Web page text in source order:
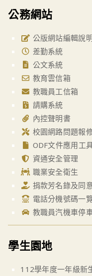
公務網站
公版網站編輯說
差勤系統
公文系統
教育雲信箱
教職員工信箱
請購系統
內控聲明書
校園網路問題報
ODF文件應用工
資通安全管理
職業安全衛生
捐款芳名錄及同
電話分機號碼一
教職員汽機車停
學生園地
112學年度一年級新